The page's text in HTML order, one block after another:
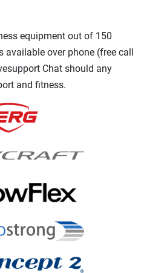
equipment out of 150
over phone (free call
Chat should any
and fitness.